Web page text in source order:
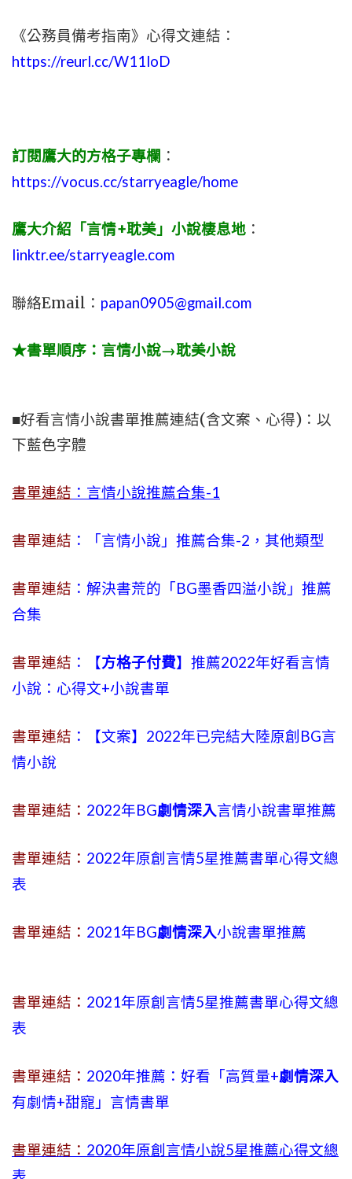
《公務員備考指南》心得文連結：
https://reurl.cc/W11loD
訂閱鷹大的方格子專欄 ：
https://vocus.cc/starryeagle/home
鷹大介紹「言情+耽美」小說棲息地 ：
linktr.ee/starryeagle.com
聯絡Email： papan0905@gmail.com
★書單順序：言情小說→耽美小說
■好看言情小說書單推薦連結(含文案、心得)：以
下藍色字體
書單連結 ：言情小說推薦合集-1
書單連結 ：「言情小說」推薦合集-2，其他類型
書單連結 ：解決書荒的「BG墨香四溢小說」推薦
合集
書單連結 ：【方格子付費】推薦2022年好看言情
小說：心得文+小說書單
書單連結 ：【文案】2022年已完結大陸原創BG言
情小說
書單連結： 2022年BG劇情深入言情小說書單推薦
書單連結： 2022年原創言情5星推薦書單心得文總
表
書單連結： 2021年BG劇情深入小說書單推薦
書單連結： 2021年原創言情5星推薦書單心得文總
表
書單連結： 2020年推薦：好看「高質量+劇情深入
有劇情+甜寵」言情書單
書單連結： 2020年原創言情小說5星推薦心得文總